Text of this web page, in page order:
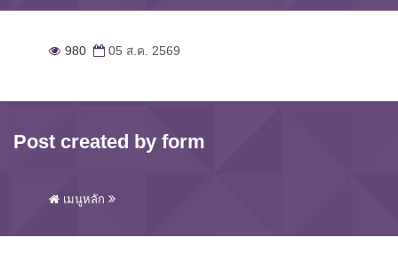
980 05 ส.ค. 2569
Post created by form
เมนูหลัก